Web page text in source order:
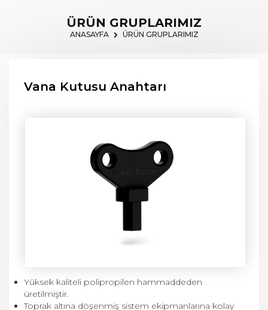
ÜRÜN GRUPLARIMIZ
ANASAYFA ÜRÜN GRUPLARIMIZ
Vana Kutusu Anahtarı
Yüksek kaliteli polipropilen hammaddeden
üretilmiştir.
Toprak altına döşenmiş sistem ekipmanlarına kolay